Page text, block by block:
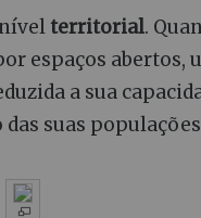
territorial.
espaços abertos,
a sua
suas